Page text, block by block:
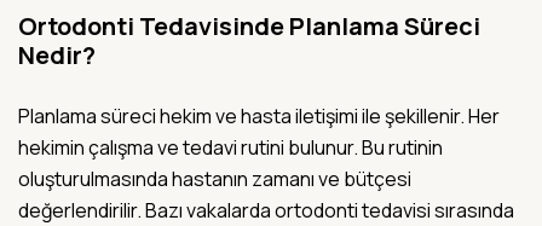
Ortodonti Tedavisinde Planlama Süreci
Nedir?
Planlama süreci hekim ve hasta iletişimi ile şekillenir. Her
hekimin çalışma ve tedavi rutini bulunur. Bu rutinin
oluşturulmasında hastanın zamanı ve bütçesi
değerlendirilir. Bazı vakalarda ortodonti tedavisi sırasında